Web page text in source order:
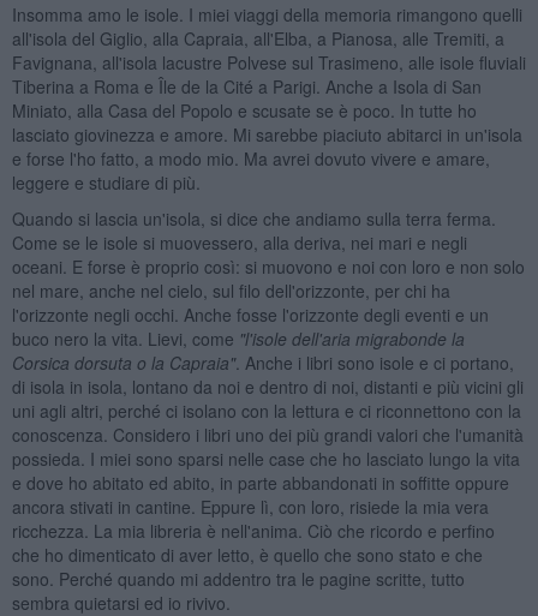
Insomma amo le isole. I miei viaggi della memoria rimangono quelli
all'isola del Giglio, alla Capraia, all'Elba, a Pianosa, alle Tremiti, a
Favignana, all'isola lacustre Polvese sul Trasimeno, alle isole fluviali
Tiberina a Roma e Île de la Cité a Parigi. Anche a Isola di San
Miniato, alla Casa del Popolo e scusate se è poco. In tutte ho
lasciato giovinezza e amore. Mi sarebbe piaciuto abitarci in un'isola
e forse l'ho fatto, a modo mio. Ma avrei dovuto vivere e amare,
leggere e studiare di più.
Quando si lascia un'isola, si dice che andiamo sulla terra ferma.
Come se le isole si muovessero, alla deriva, nei mari e negli
oceani. E forse è proprio così: si muovono e noi con loro e non solo
nel mare, anche nel cielo, sul filo dell'orizzonte, per chi ha
l'orizzonte negli occhi. Anche fosse l'orizzonte degli eventi e un
buco nero la vita. Lievi, come "l'isole dell'aria migrabonde la
Corsica dorsuta o la Capraia". Anche i libri sono isole e ci portano,
di isola in isola, lontano da noi e dentro di noi, distanti e più vicini gli
uni agli altri, perché ci isolano con la lettura e ci riconnettono con la
conoscenza. Considero i libri uno dei più grandi valori che l'umanità
possieda. I miei sono sparsi nelle case che ho lasciato lungo la vita
e dove ho abitato ed abito, in parte abbandonati in soffitte oppure
ancora stivati in cantine. Eppure lì, con loro, risiede la mia vera
ricchezza. La mia libreria è nell'anima. Ciò che ricordo e perfino
che ho dimenticato di aver letto, è quello che sono stato e che
sono. Perché quando mi addentro tra le pagine scritte, tutto
sembra quietarsi ed io rivivo.